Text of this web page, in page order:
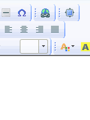
Kích cỡ phông